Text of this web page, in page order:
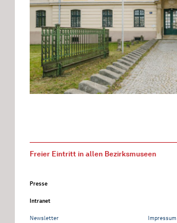
Freier Eintritt in allen Bezirksmuseen
Presse
Intranet
Newsletter Impressum